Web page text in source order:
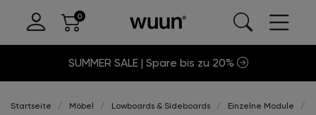
SUMMER SALE | Spare bis zu 20%
Startseite Möbel Lowboards & Sideboards Einzelne Module